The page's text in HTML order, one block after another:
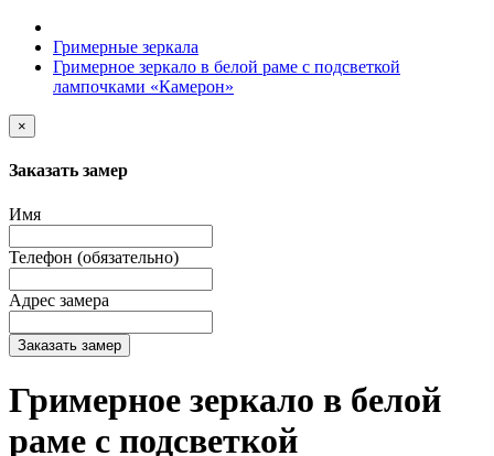
Гримерные зеркала
Гримерное зеркало в белой раме с подсветкой
лампочками «Камерон»
×
Заказать замер
Имя
Телефон (обязательно)
Адрес замера
Заказать замер
Гримерное зеркало в белой
раме с подсветкой